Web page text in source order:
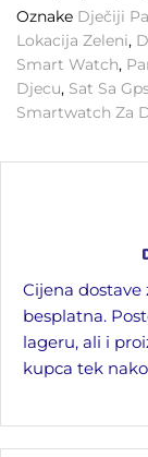
Oznake Dječiji
Lokacija Zeleni,
Smart Watch,
Djecu, Sat Sa
Smartwatch Za
Cijena dostave
besplatna.
lageru, ali i
kupca tek